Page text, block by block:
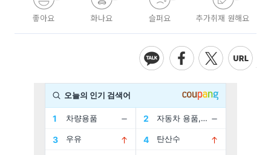
좋아요 화나요 슬퍼요 추가취재 원해요